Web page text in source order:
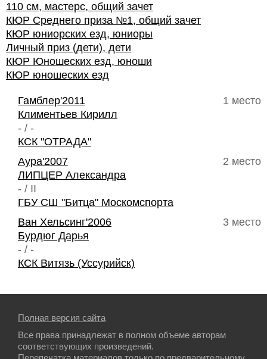
110 см, мастерс, общий зачет
КЮР Среднего приза №1, общий зачет
КЮР юниорских езд, юниоры
Личный приз (дети), дети
КЮР Юношеских езд, юноши
КЮР юношеских езд
1 место
Гамблер'2011
Климентьев Кирилл
- / -
КСК "ОТРАДА"
2 место
Аура'2007
ЛИПЦЕР Александра
- / II
ГБУ СШ "Битца" Москомспорта
3 место
Ван Хельсинг'2006
Бурдюг Дарья
- / -
КСК Витязь (Уссурийск)
Полная версия сайта
Все права принадлежат в полном объеме авторам
соответствующих произведений.